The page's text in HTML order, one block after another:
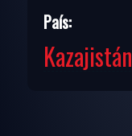
País:
Kazajistán